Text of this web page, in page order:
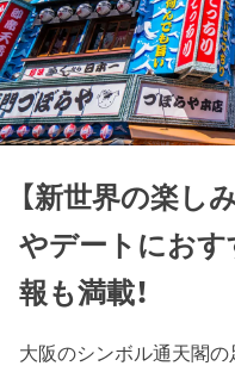
【新世界の楽し
やデートにお
報も満載！
大阪のシンボル通天閣の